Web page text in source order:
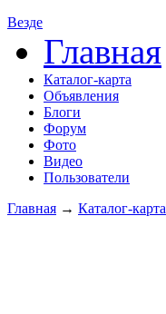
Везде
Главная
Каталог-карта
Объявления
Блоги
Форум
Фото
Видео
Пользователи
Главная → Каталог-карта